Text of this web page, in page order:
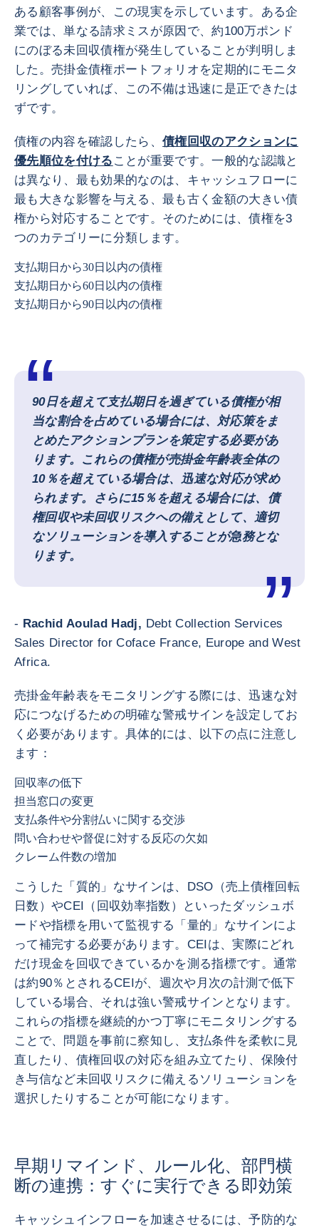
ある顧客事例が、この現実を示しています。ある企
業では、単なる請求ミスが原因で、約100万ポンド
にのぼる未回収債権が発生していることが判明しま
した。売掛金債権ポートフォリオを定期的にモニタ
リングしていれば、この不備は迅速に是正できたは
ずです。
債権の内容を確認したら、債権回収のアクションに
優先順位を付ける ことが重要です。一般的な認識と
は異なり、最も効果的なのは、キャッシュフローに
最も大きな影響を与える、最も古く金額の大きい債
権から対応することです。そのためには、債権を3
つのカテゴリーに分類します。
支払期日から30日以内の債権
支払期日から60日以内の債権
支払期日から90日以内の債権
90日を超えて支払期日を過ぎている債権が相
当な割合を占めている場合には、対応策をま
とめたアクションプランを策定する必要があ
ります。これらの債権が売掛金年齢表全体の
10％を超えている場合は、迅速な対応が求め
られます。さらに15％を超える場合には、債
権回収や未回収リスクへの備えとして、適切
なソリューションを導入することが急務とな
ります。
- Rachid Aoulad Hadj, Debt Collection Services
Sales Director for Coface France, Europe and West
Africa.
売掛金年齢表をモニタリングする際には、迅速な対
応につなげるための明確な警戒サインを設定してお
く必要があります。具体的には、以下の点に注意し
ます：
回収率の低下
担当窓口の変更
支払条件や分割払いに関する交渉
問い合わせや督促に対する反応の欠如
クレーム件数の増加
こうした「質的」なサインは、DSO（売上債権回転
日数）やCEI（回収効率指数）といったダッシュボ
ードや指標を用いて監視する「量的」なサインによ
って補完する必要があります。CEIは、実際にどれ
だけ現金を回収できているかを測る指標です。通常
は約90％とされるCEIが、週次や月次の計測で低下
している場合、それは強い警戒サインとなります。
これらの指標を継続的かつ丁寧にモニタリングする
ことで、問題を事前に察知し、支払条件を柔軟に見
直したり、債権回収の対応を組み立てたり、保険付
き与信など未回収リスクに備えるソリューションを
選択したりすることが可能になります。
早期リマインド、ルール化、部門横
断の連携：すぐに実行できる即効策
キャッシュインフローを加速させるには、予防的な